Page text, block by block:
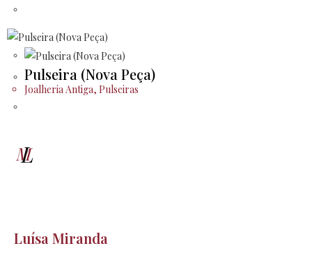
Pulseira (Nova Peça)
Joalheria Antiga, Pulseiras
Luísa Miranda